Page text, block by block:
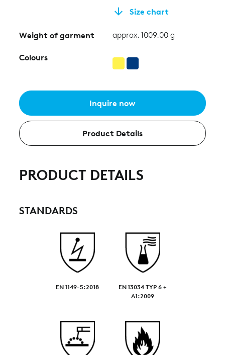
Size chart
Weight of garment approx. 1009.00 g
Colours
Inquire now
Product Details
PRODUCT DETAILS
STANDARDS
EN 1149-5:2018
EN 13034 TYP 6 +
A1:2009